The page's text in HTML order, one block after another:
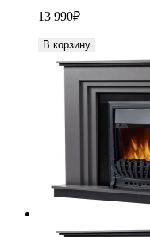
13 990₽
В корзину